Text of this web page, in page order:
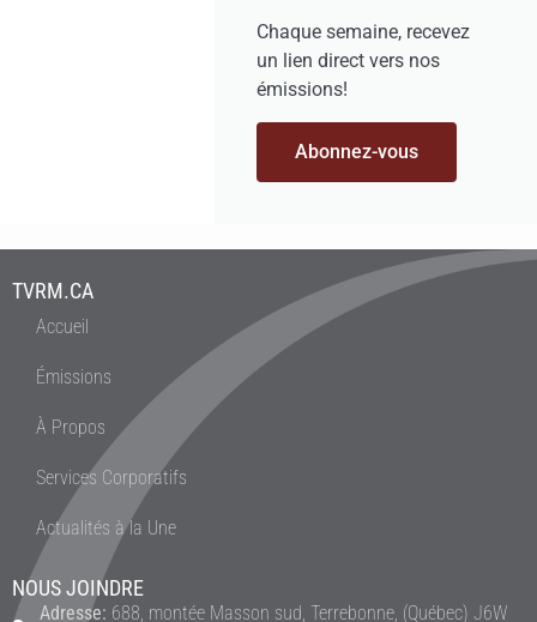
Chaque semaine, recevez
un lien direct vers nos
émissions!
Abonnez-vous
TVRM.CA
Accueil
Émissions
À Propos
Services Corporatifs
Actualités à la Une
NOUS JOINDRE
Adresse: 688, montée Masson sud, Terrebonne, (Québec) J6W